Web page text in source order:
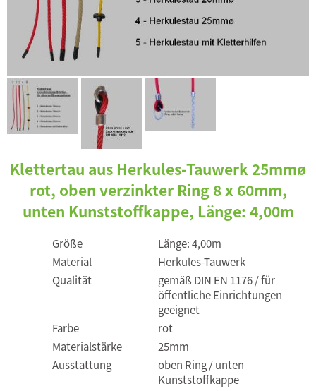
Klettertau aus Herkules-Tauwerk 25mmø
rot, oben verzinkter Ring 8 x 60mm,
unten Kunststoffkappe, Länge: 4,00m
Größe
Länge: 4,00m
Material
Herkules-Tauwerk
Qualität
gemäß DIN EN 1176 / für
öffentliche Einrichtungen
geeignet
Farbe
rot
Materialstärke
25mm
Ausstattung
oben Ring / unten
Kunststoffkappe